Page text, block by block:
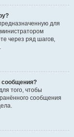
для
через ряд шагов,
сообщения?
того, чтобы
сообщения